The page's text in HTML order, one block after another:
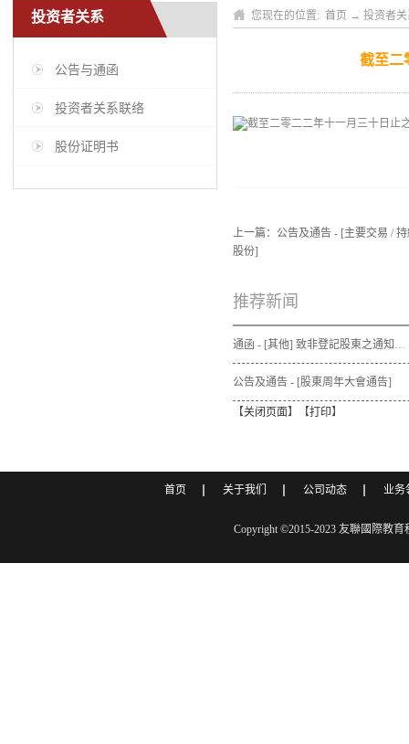
投资者关系
公告与通函
投资者关系联络
股份证明书
您现在的位置: 首页 → 投资者
截至二
上一篇： 公告及通告 - [主要交易 /
股份]
推荐新闻
通函 - [其他] 致非登記股東之通知信函及申請表格 - 通函連同股東週年大會通告及代表委任表格之發佈通知
公告及通告 - [股東周年大會通告]
【关闭页面】【打印】
首页 关于我们 公司动态 业务
Copyright ©2015-2023 友聯國際教